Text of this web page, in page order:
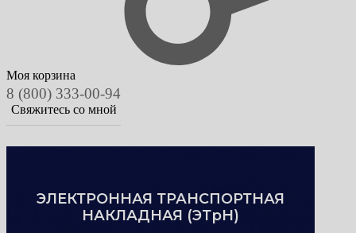
Моя корзина
8 (800) 333-00-94
Свяжитесь со мной
ЭЛЕКТРОННАЯ ТРАНСПОРТНАЯ
НАКЛАДНАЯ (ЭТрН)